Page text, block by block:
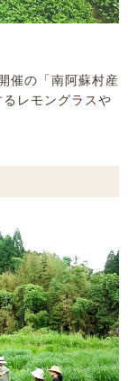
催の「南阿蘇村産
レモングラスや